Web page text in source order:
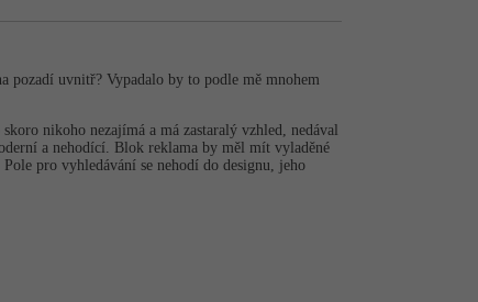
pozadí uvnitř? Vypadalo by to podle mě mnohem
nikoho nezajímá a má zastaralý vzhled, nedával
a nehodící. Blok reklama by měl mít vyladěné
pro vyhledávání se nehodí do designu, jeho